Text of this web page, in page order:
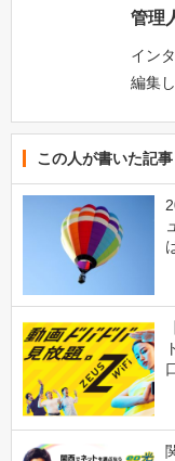
管理
イン
編集
この人が書いた記事